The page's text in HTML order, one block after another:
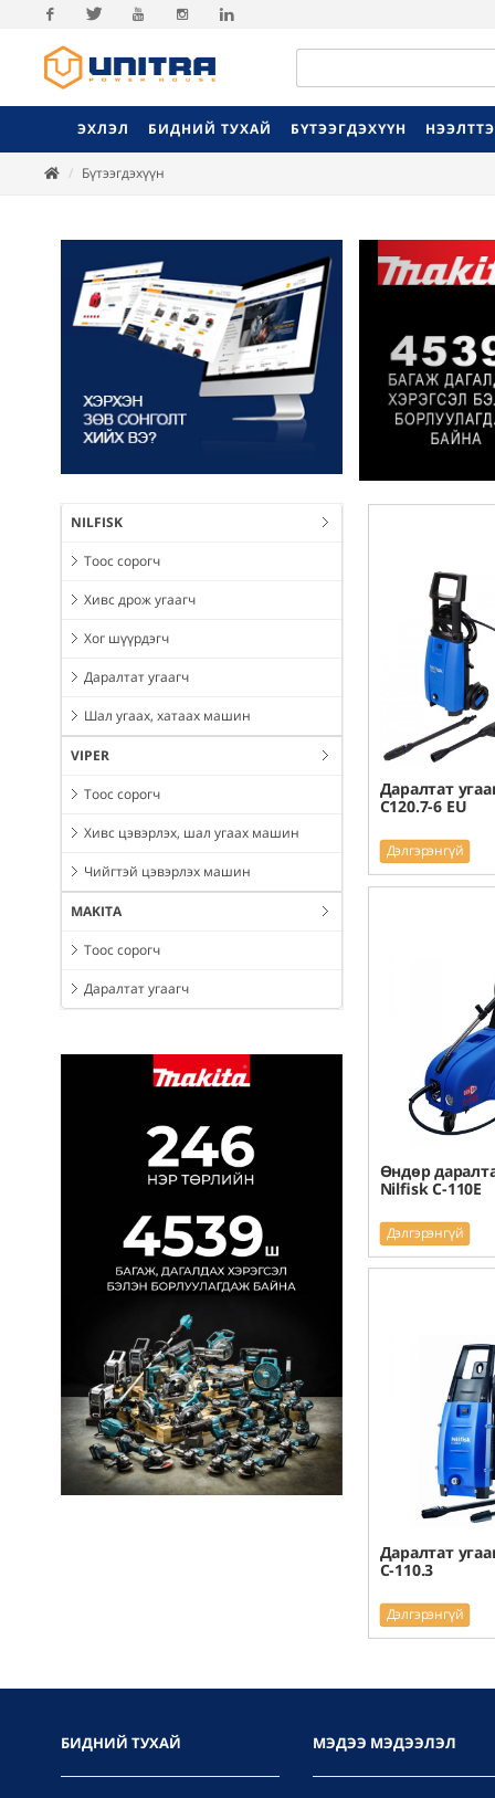
Facebook
ЭХЛЭЛ БИДНИЙ ТУХАЙ БҮТЭЭГДЭХҮҮН
Бүтээгдэхүүн
NILFISK
Тоос сорогч
Хивс дрож угаагч
Хог шүүрдэгч
Даралтат угаагч
Шал угаах, хатаах машин
VIPER
Тоос сорогч
Хивс цэвэрлэх, шал угаах машин
Чийгтэй цэвэрлэх машин
MAKITA
Тоос сорогч
Даралтат угаагч
Даралтат
C120.7-6 EU
Дэлгэрэнгүй
Өндөр
Nilfisk C-110E
Дэлгэрэнгүй
Даралтат
C-110.3
Дэлгэрэнгүй
БИДНИЙ ТУХАЙ МЭДЭЭ МЭДЭЭЛЭЛ